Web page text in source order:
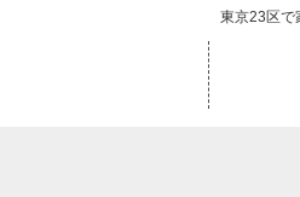
東京23区で